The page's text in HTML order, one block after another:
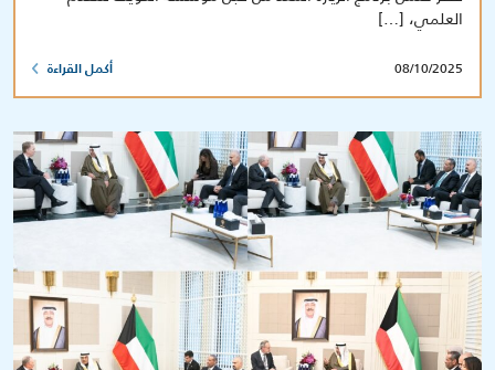
العلمي، […]
08/10/2025 أكمل القراءة